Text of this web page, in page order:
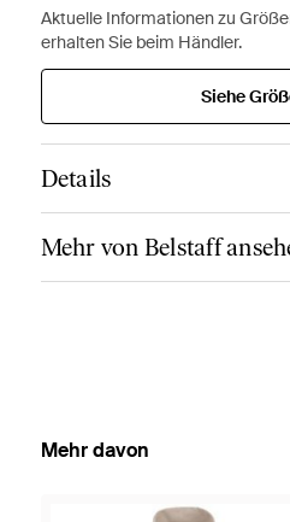
Aktuelle Informationen zu
erhalten Sie beim Händler.
Siehe
Details
Mehr von Belstaff
Mehr davon